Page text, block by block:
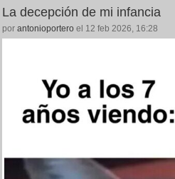
La decepción de mi infancia
por antonioportero el 12 feb 2026, 16:28